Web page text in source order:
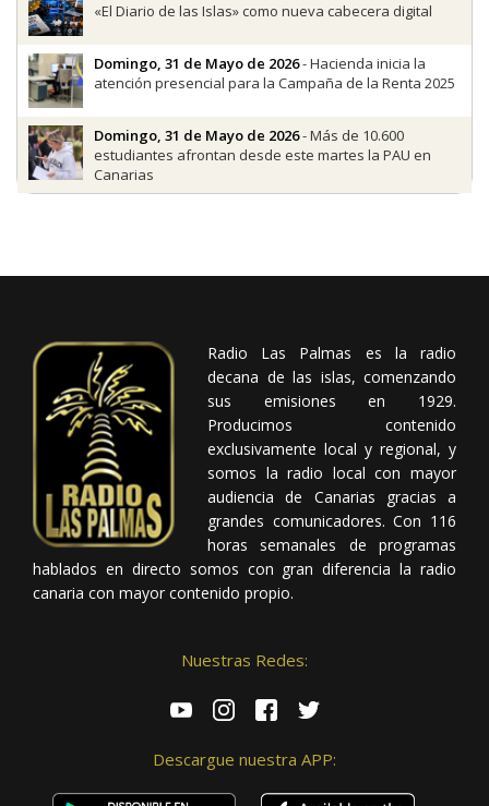
«El Diario de las Islas» como nueva cabecera digital
Domingo, 31 de Mayo de 2026- Hacienda inicia la
atención presencial para la Campaña de la Renta 2025
Domingo, 31 de Mayo de 2026- Más de 10.600
estudiantes afrontan desde este martes la PAU en
Canarias
Radio Las Palmas es la radio
decana de las islas, comenzando
sus emisiones en 1929.
Producimos contenido
exclusivamente local y regional, y
somos la radio local con mayor
audiencia de Canarias gracias a
grandes comunicadores. Con 116
horas semanales de programas
hablados en directo somos con gran diferencia la radio
canaria con mayor contenido propio.
Nuestras Redes:
Descargue nuestra APP: